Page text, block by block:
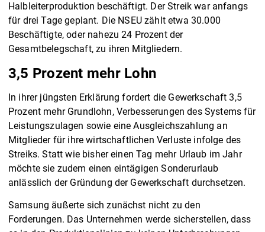
Halbleiterproduktion beschäftigt. Der Streik war anfangs
für drei Tage geplant. Die NSEU zählt etwa 30.000
Beschäftigte, oder nahezu 24 Prozent der
Gesamtbelegschaft, zu ihren Mitgliedern.
3,5 Prozent mehr Lohn
In ihrer jüngsten Erklärung fordert die Gewerkschaft 3,5
Prozent mehr Grundlohn, Verbesserungen des Systems für
Leistungszulagen sowie eine Ausgleichszahlung an
Mitglieder für ihre wirtschaftlichen Verluste infolge des
Streiks. Statt wie bisher einen Tag mehr Urlaub im Jahr
möchte sie zudem einen eintägigen Sonderurlaub
anlässlich der Gründung der Gewerkschaft durchsetzen.
Samsung äußerte sich zunächst nicht zu den
Forderungen. Das Unternehmen werde sicherstellen, dass